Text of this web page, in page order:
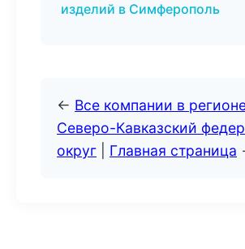
изделий в Симферополь
← Все компании в
Северо-Кавказский
округ
Главная страница